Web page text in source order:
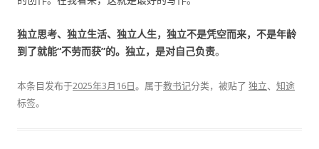
独立思考、独立生活、独立人生，独立不是凭空而来，不是年龄
到了就能“不劳而获”的。独立，是对自己负责。
本条目发布于2025年3月16日。属于教书记分类，被贴了 独立、 知途
标签。